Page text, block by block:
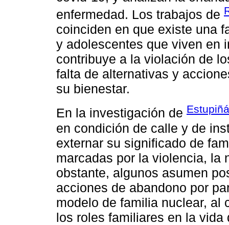
enfermedad. Los trabajos de
coinciden en que existe una
y adolescentes que viven en
contribuye a la violación de
falta de alternativas y
su bienestar.
En la investigación de
en condición de calle y de
externar su significado de
marcadas por la violencia, la
obstante, algunos asumen
acciones de abandono por
modelo de familia nuclear, al
los roles familiares en la